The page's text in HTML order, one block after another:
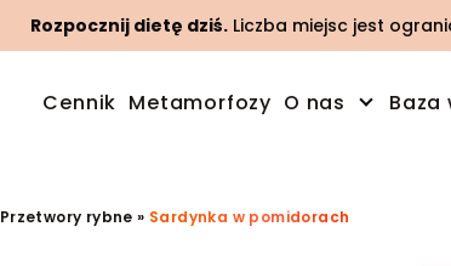
Rozpocznij dietę dziś. Liczba miejsc jest
Cennik Metamorfozy O nas Baza
Przetwory rybne » Sardynka w pomidorach